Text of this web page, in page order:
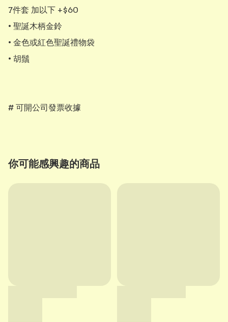
7件套 加以下 +$60
• 聖誕木柄金鈴
• 金色或紅色聖誕禮物袋
• 胡鬚
# 可開公司發票收據
你可能感興趣的商品